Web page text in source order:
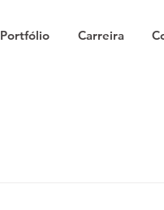
Portfólio Carreira